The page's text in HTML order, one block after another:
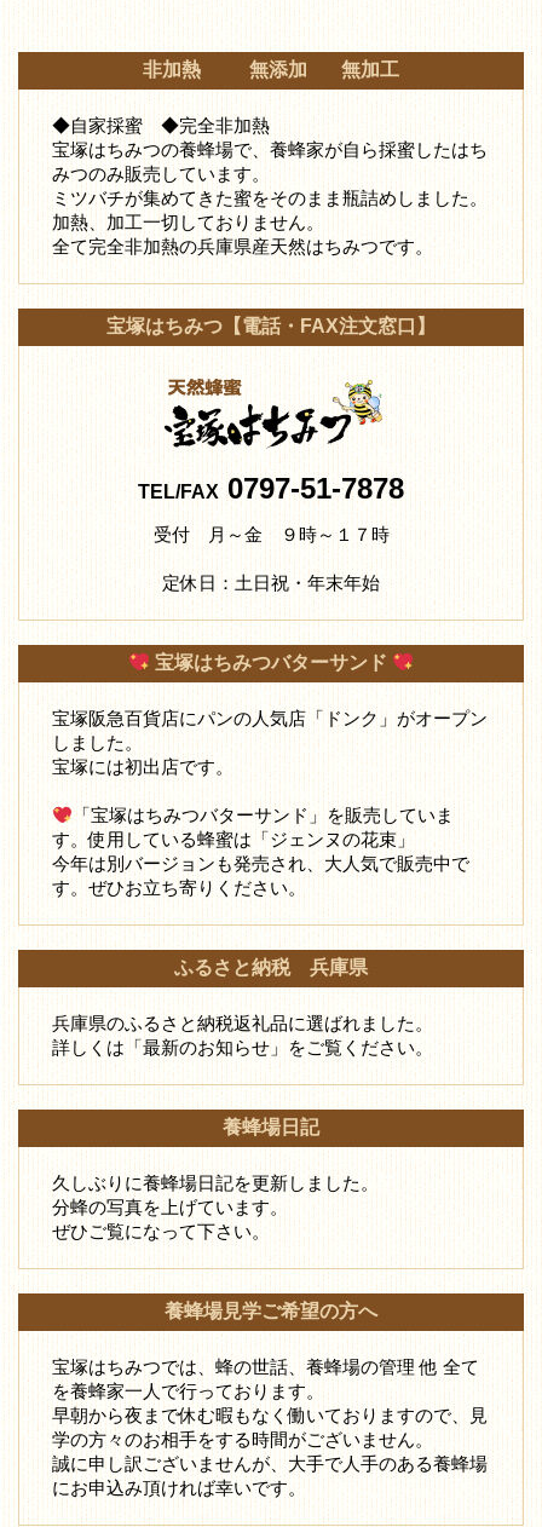
非加熱 無添加 無加工
◆自家採蜜 ◆完全非加熱
宝塚はちみつの養蜂場で、養蜂家が自ら採蜜したはち
みつのみ販売しています。
ミツバチが集めてきた蜜をそのまま瓶詰めしました。
加熱、加工一切しておりません。
全て完全非加熱の兵庫県産天然はちみつです。
宝塚はちみつ【電話・FAX注文窓口】
TEL/FAX0797-51-7878
受付 月～金 ９時～１７時
定休日：土日祝・年末年始
宝塚はちみつバターサンド
宝塚阪急百貨店にパンの人気店「ドンク」がオープン
しました。
宝塚には初出店です。
「宝塚はちみつバターサンド」を販売していま
す。使用している蜂蜜は「ジェンヌの花束」
今年は別バージョンも発売され、大人気で販売中で
す。ぜひお立ち寄りください。
ふるさと納税 兵庫県
兵庫県のふるさと納税返礼品に選ばれました。
詳しくは「最新のお知らせ」をご覧ください。
養蜂場日記
久しぶりに養蜂場日記を更新しました。
分蜂の写真を上げています。
ぜひご覧になって下さい。
養蜂場見学ご希望の方へ
宝塚はちみつでは、蜂の世話、養蜂場の管理 他 全て
を養蜂家一人で行っております。
早朝から夜まで休む暇もなく働いておりますので、見
学の方々のお相手をする時間がございません。
誠に申し訳ございませんが、大手で人手のある養蜂場
にお申込み頂ければ幸いです。